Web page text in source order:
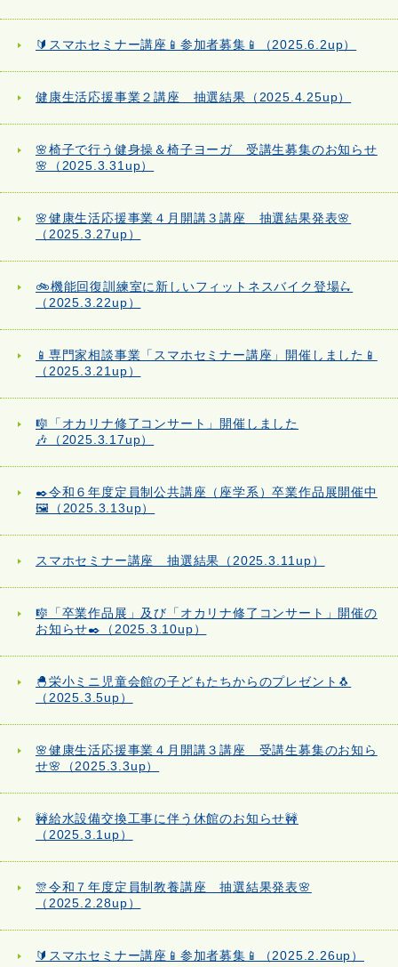
🔰スマホセミナー講座📱参加者募集📱（2025.6.2up）
健康生活応援事業２講座 抽選結果（2025.4.25up）
🌸椅子で行う健身操＆椅子ヨーガ 受講生募集のお知らせ
🌸（2025.3.31up）
🌸健康生活応援事業４月開講３講座 抽選結果発表🌸
（2025.3.27up）
🚲機能回復訓練室に新しいフィットネスバイク登場🛴
（2025.3.22up）
📱専門家相談事業「スマホセミナー講座」開催しました📱
（2025.3.21up）
🎼「オカリナ修了コンサート」開催しました
🎶（2025.3.17up）
✒️令和６年度定員制公共講座（座学系）卒業作品展開催中
🖼️（2025.3.13up）
スマホセミナー講座 抽選結果（2025.3.11up）
🎼「卒業作品展」及び「オカリナ修了コンサート」開催の
お知らせ✒️（2025.3.10up）
🐣栄小ミニ児童会館の子どもたちからのプレゼント🐧
（2025.3.5up）
🌸健康生活応援事業４月開講３講座 受講生募集のお知ら
せ🌸（2025.3.3up）
🚧給水設備交換工事に伴う休館のお知らせ🚧
（2025.3.1up）
🎊令和７年度定員制教養講座 抽選結果発表🌸
（2025.2.28up）
🔰スマホセミナー講座📱参加者募集📱（2025.2.26up）